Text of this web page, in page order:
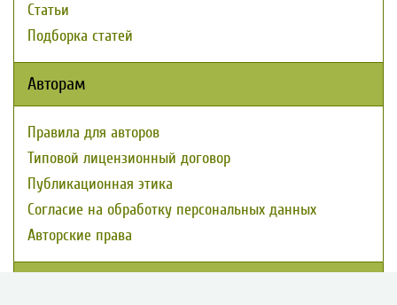
Статьи
Подборка статей
Авторам
Правила для авторов
Типовой лицензионный договор
Публикационная этика
Согласие на обработку персональных данных
Авторские права